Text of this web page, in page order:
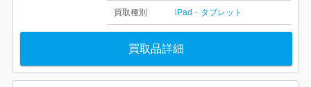
買取種別 iPad・タブレット
買取品詳細